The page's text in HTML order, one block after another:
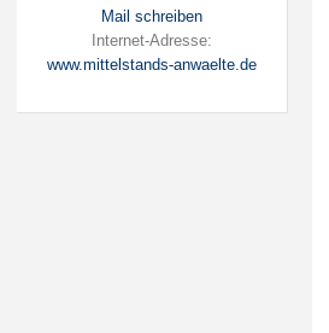
Mail schreiben
Internet-Adresse:
www.mittelstands-anwaelte.de